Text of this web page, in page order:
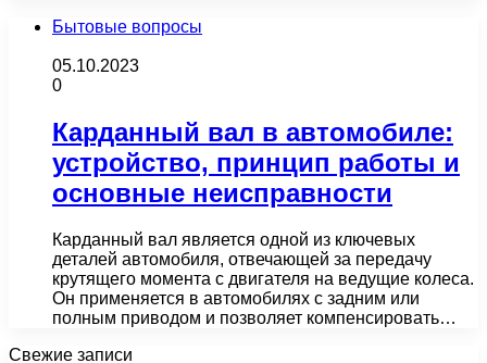
Бытовые вопросы
05.10.2023
0
Карданный вал в автомобиле:
устройство, принцип работы и
основные неисправности
Карданный вал является одной из ключевых
деталей автомобиля, отвечающей за передачу
крутящего момента с двигателя на ведущие колеса.
Он применяется в автомобилях с задним или
полным приводом и позволяет компенсировать…
Свежие записи